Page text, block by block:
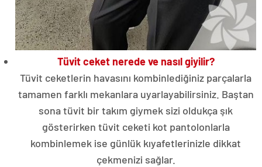
Tüvit ceket nerede ve nasıl giyilir?
Tüvit ceketlerin havasını kombinlediğiniz parçalarla
tamamen farklı mekanlara uyarlayabilirsiniz. Baştan
sona tüvit bir takım giymek sizi oldukça şık
gösterirken tüvit ceketi kot pantolonlarla
kombinlemek ise günlük kıyafetlerinizle dikkat
çekmenizi sağlar.